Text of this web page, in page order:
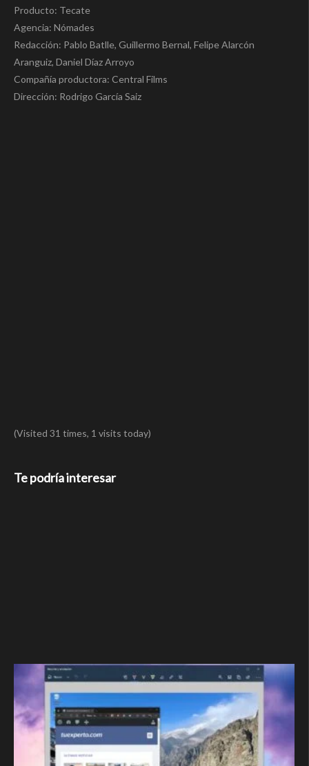
Producto: Tecate
Agencia: Nómades
Redacción: Pablo Batlle, Guillermo Bernal, Felipe Alarcón
Aranguiz, Daniel Díaz Arroyo
Compañía productora: Central Films
Dirección: Rodrigo García Saiz
(Visited 31 times, 1 visits today)
Te podría interesar